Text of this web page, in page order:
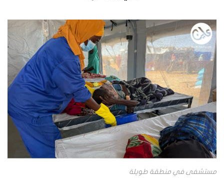
مستشفى في منطقة طويلة